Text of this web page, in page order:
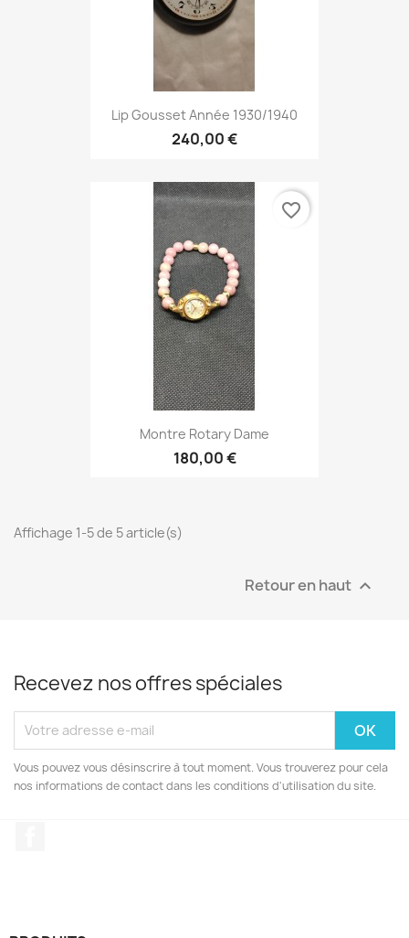
Lip Gousset Année 1930/1940
240,00 €
Montre Rotary Dame
180,00 €
favorite_border
Affichage 1-5 de 5 article(s)
Retour en haut 
Recevez nos offres spéciales
Vous pouvez vous désinscrire à tout moment. Vous trouverez pour cela
nos informations de contact dans les conditions d'utilisation du site.